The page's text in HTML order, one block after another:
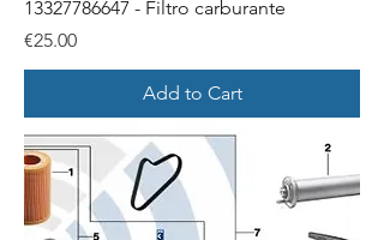
13327786647 - Filtro carburante
Price
€25.00
Add to Cart